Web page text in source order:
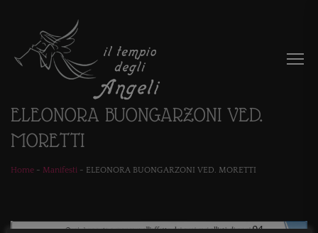
ELEONORA BUONGARZONI VED.
MORETTI
Home - Manifesti - ELEONORA BUONGARZONI VED. MORETTI